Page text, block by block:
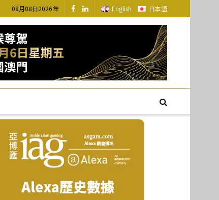
08月08日2026年 English 日本語